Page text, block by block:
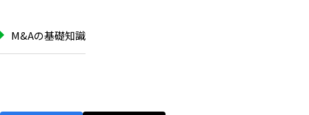
M&Aの基礎知識